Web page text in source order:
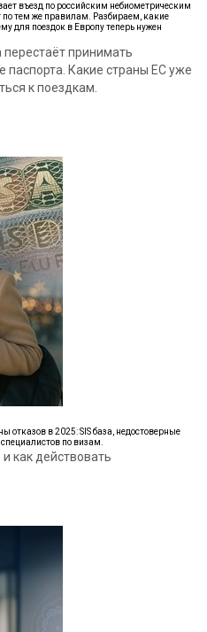
въезд по российским небиометрическим
по тем же правилам. Разбираем, какие
для поездок в Европу теперь нужен
принимать
паспорта. Какие страны ЕС уже
к поездкам.
отказов в 2025: SIS база, недостоверные
по визам.
как действовать